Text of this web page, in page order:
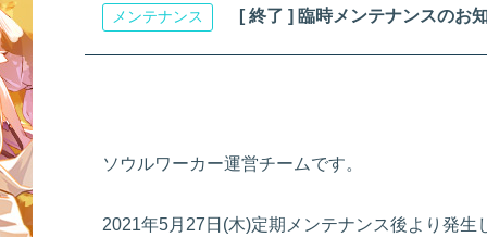
メンテナンス [ 終了 ] 臨時メンテナンスのお
ソウルワーカー運営チームです。
2021年5月27日(木)定期メンテナンス後より発生